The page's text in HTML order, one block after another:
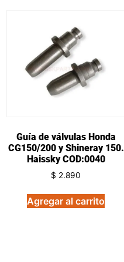
Guía de válvulas Honda
CG150/200 y Shineray 150.
Haissky COD:0040
$ 2.890
Agregar al carrito